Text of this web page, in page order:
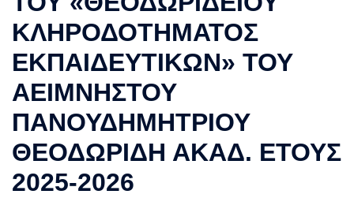
ΚΛΗΡΟΔΟΤΗΜΑΤΟΣ
ΕΚΠΑΙΔΕΥΤΙΚΩΝ» ΤΟΥ
ΑΕΙΜΝΗΣΤΟΥ
ΠΑΝΟΥΔΗΜΗΤΡΙΟΥ
ΘΕΟΔΩΡΙΔΗ ΑΚΑΔ. ΕΤΟΥΣ
2025-2026